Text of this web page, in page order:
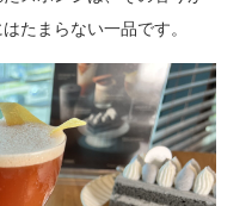
たまらない一品です。